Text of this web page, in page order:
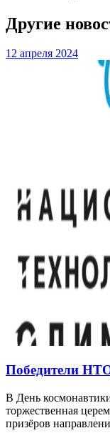
Другие
12 апреля 2024
Победители
В День
торжественная
призёров